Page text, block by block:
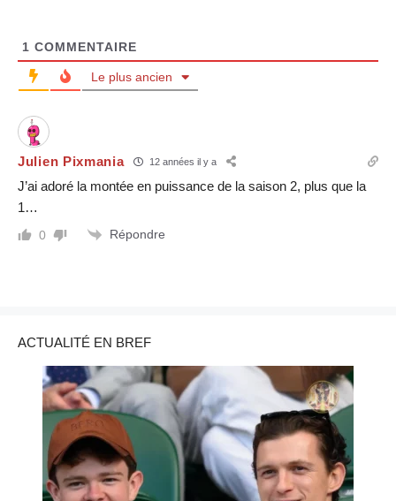
1 COMMENTAIRE
Le plus ancien
Julien Pixmania 12 années il y a
J’ai adoré la montée en puissance de la saison 2, plus que la
1…
0 Répondre
ACTUALITÉ EN BREF